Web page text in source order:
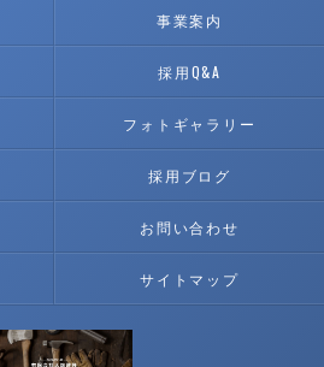
事業案内
採用Q&A
フォトギャラリー
採用ブログ
お問い合わせ
サイトマップ